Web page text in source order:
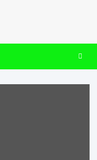
87.7, 106